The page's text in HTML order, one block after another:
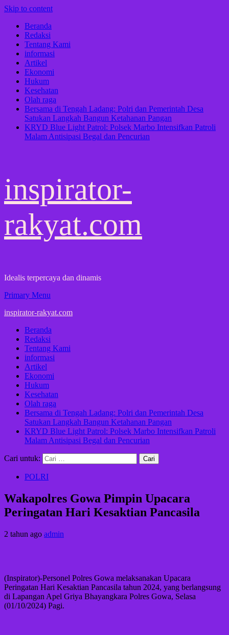
Skip to content
Beranda
Redaksi
Tentang Kami
informasi
Artikel
Ekonomi
Hukum
Kesehatan
Olah raga
Bersama di Tengah Ladang: Polri dan Pemerintah Desa
Satukan Langkah Bangun Ketahanan Pangan
KRYD Blue Light Patrol: Polsek Marbo Intensifkan Patroli
Malam Antisipasi Begal dan Pencurian
inspirator-
rakyat.com
Idealis terpercaya dan dinamis
Primary Menu
inspirator-rakyat.com
Beranda
Redaksi
Tentang Kami
informasi
Artikel
Ekonomi
Hukum
Kesehatan
Olah raga
Bersama di Tengah Ladang: Polri dan Pemerintah Desa
Satukan Langkah Bangun Ketahanan Pangan
KRYD Blue Light Patrol: Polsek Marbo Intensifkan Patroli
Malam Antisipasi Begal dan Pencurian
Cari untuk:
POLRI
Wakapolres Gowa Pimpin Upacara
Peringatan Hari Kesaktian Pancasila
2 tahun ago admin
(Inspirator)-Personel Polres Gowa melaksanakan Upacara
Peringatan Hari Kesaktian Pancasila tahun 2024, yang berlangsung
di Lapangan Apel Griya Bhayangkara Polres Gowa, Selasa
(01/10/2024) Pagi.